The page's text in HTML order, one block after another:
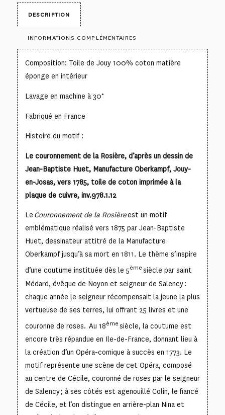
DESCRIPTION
INFORMATIONS COMPLÉMENTAIRES
Composition: Toile de Jouy 100% coton matière
éponge en intérieur
Lavage en machine à 30°
Fabriqué en France
Histoire du motif :
Le couronnement de la Rosière, d’après un dessin de
Jean-Baptiste Huet, Manufacture Oberkampf, Jouy-
en-Josas, vers 1785, toile de coton imprimée à la
plaque de cuivre, inv.978.1.12
Le Couronnement de la Rosièreest un motif
emblématique réalisé vers 1875 par Jean-Baptiste
Huet, dessinateur attitré de la Manufacture
Oberkampf jusqu’à sa mort en 1811. Le thème s’inspire
d’une coutume instituée dès le 5èmesiècle par saint
Médard, évêque de Noyon et seigneur de Salency :
chaque année le seigneur récompensait la jeune la plus
vertueuse de ses terres, lui offrant 25 livres et une
couronne de roses. Au 18èmesiècle, la coutume est
encore très répandue en Ile-de-France, donnant lieu à
la création d’un Opéra-comique à succès en 1773. Le
motif représente une scène de cet Opéra, composé
au centre de Cécile, couronné de roses par le seigneur
de Salency ; à ses côtés est agenouillé Colin, le fiancé
de Cécile, et l’on distingue en arrière-plan Nina et